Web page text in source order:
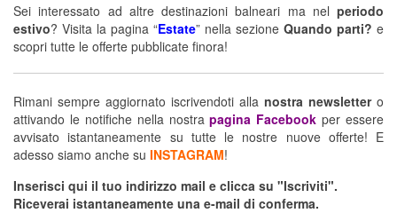
Sei interessato ad altre destinazioni balneari ma nel periodo
estivo? Visita la pagina “Estate” nella sezione Quando parti? e
scopri tutte le offerte pubblicate finora!
Rimani sempre aggiornato iscrivendoti alla nostra newslettero
attivando le notifiche nella nostra pagina Facebookper essere
avvisato istantaneamente su tutte le nostre nuove offerte! E
adesso siamo anche su INSTAGRAM!
Inserisci qui il tuo indirizzo mail e clicca su "Iscriviti".
Riceverai istantaneamente una e-mail di conferma.